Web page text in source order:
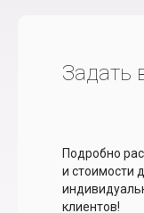
Задать
Подробно
и стоимости
клиентов!